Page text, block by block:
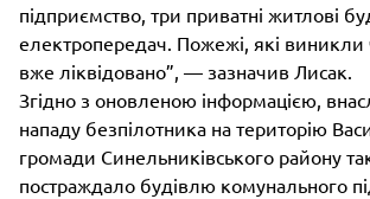
підприємство, три приватні житлові
електропередач. Пожежі, які виникли
вже ліквідовано”, — зазначив Лисак.
Згідно з оновленою інформацією,
нападу безпілотника на територію
громади Синельниківського району
постраждало будівлю комунального